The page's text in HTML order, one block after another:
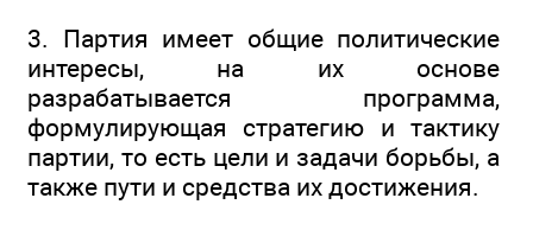
3. Партия имеет общие политические
интересы, на их основе
разрабатывается программа,
формулирующая стратегию и тактику
партии, то есть цели и задачи борьбы, а
также пути и средства их достижения.